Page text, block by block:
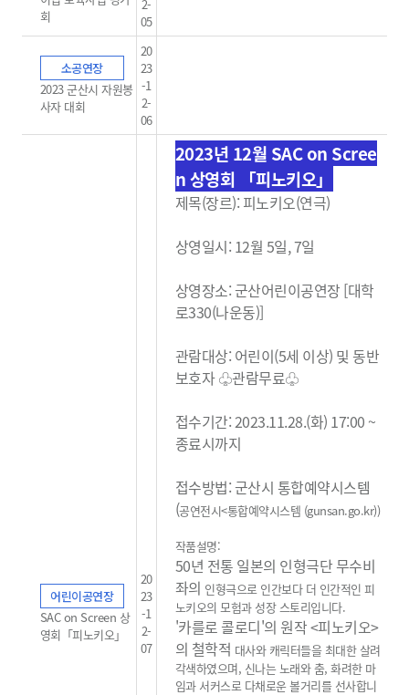
회
2-
05
소공연장
2023 군산시 자원봉
사자 대회
20
23
-1
2-
06
어린이공연장
SAC on Screen 상
영회「피노키오」
20
23
-1
2-
07
2023년 12월 SAC on Scree
n 상영회 「피노키오」
제목(장르): 피노키오(연극)
상영일시: 12월 5일, 7일
상영장소: 군산어린이공연장 [대학
로330(나운동)]
관람대상: 어린이(5세 이상) 및 동반
보호자 ♧관람무료♧
접수기간: 2023.11.28.(화) 17:00 ~
종료시까지
접수방법: 군산시 통합예약시스템
(공연전시<통합예약시스템 (gunsan.go.kr))
작품설명:
50년 전통 일본의 인형극단 무수비
좌의 인형극으로 인간보다 더 인간적인 피
노키오의 모험과 성장 스토리입니다.
'카를로 콜로디'의 원작 <피노키오>
의 철학적 대사와 캐릭터들을 최대한 살려
각색하였으며, 신나는 노래와 춤, 화려한 마
임과 서커스로 다채로운 볼거리를 선사합니